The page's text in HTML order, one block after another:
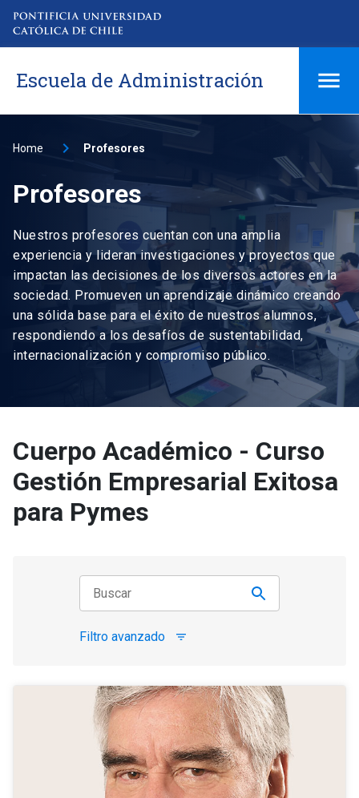
Escuela de Administración
Home Profesores
Profesores
Nuestros profesores cuentan con una amplia
experiencia y lideran investigaciones y proyectos que
impactan las decisiones de los diversos actores en la
sociedad. Promueven un aprendizaje dinámico creando
una sólida base para el éxito de nuestros alumnos,
respondiendo a los desafíos de sustentabilidad,
internacionalización y compromiso público.
Cuerpo Académico - Curso
Gestión Empresarial Exitosa
para Pymes
Filtro avanzado filter_list